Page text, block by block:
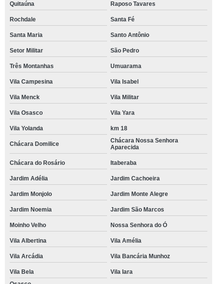
Quitaúna Raposo Tavares
Rochdale Santa Fé
Santa Maria Santo Antônio
Setor Militar São Pedro
Três Montanhas Umuarama
Vila Campesina Vila Isabel
Vila Menck Vila Militar
Vila Osasco Vila Yara
Vila Yolanda km 18
Chácara Domilice
Chácara Nossa Senhora
Aparecida
Chácara do Rosário Itaberaba
Jardim Adélia Jardim Cachoeira
Jardim Monjolo Jardim Monte Alegre
Jardim Noemia Jardim São Marcos
Moinho Velho Nossa Senhora do Ó
Vila Albertina Vila Amélia
Vila Arcádia Vila Bancária Munhoz
Vila Bela
Vila Iara